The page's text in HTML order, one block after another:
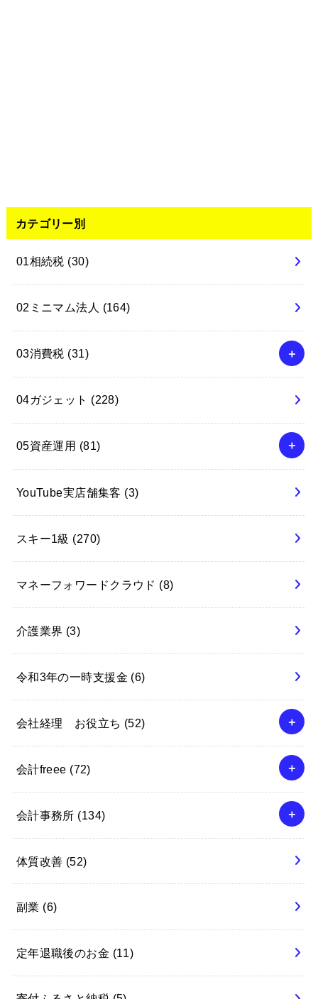
カテゴリー別
01相続税 (30)
02ミニマム法人 (164)
03消費税 (31)
04ガジェット (228)
05資産運用 (81)
YouTube実店舗集客 (3)
スキー1級 (270)
マネーフォワードクラウド (8)
介護業界 (3)
令和3年の一時支援金 (6)
会社経理 お役立ち (52)
会計freee (72)
会計事務所 (134)
体質改善 (52)
副業 (6)
定年退職後のお金 (11)